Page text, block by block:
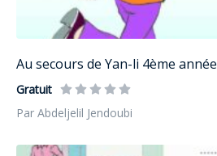
Au secours de Yan-li 4ème année
Gratuit
Par Abdeljelil Jendoubi